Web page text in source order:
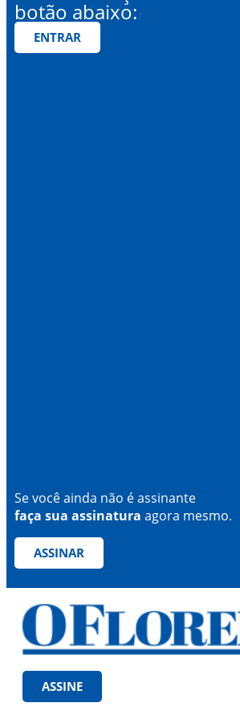
botão abaixo:
ENTRAR
Se você ainda não é assinante
faça sua assinatura agora mesmo.
ASSINAR
ASSINE